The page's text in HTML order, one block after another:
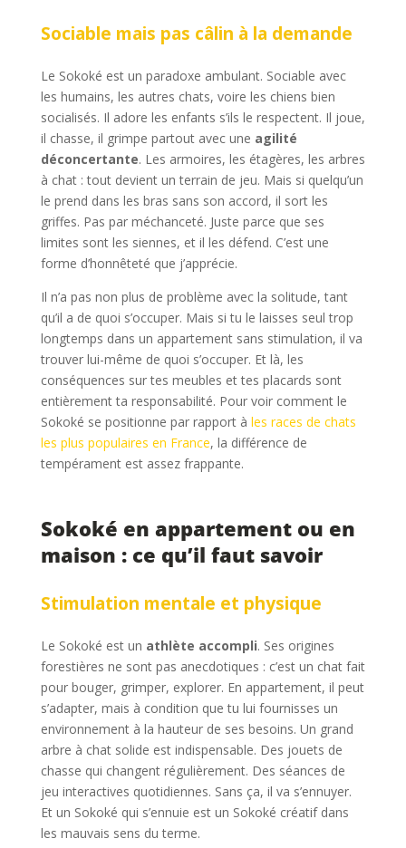
Sociable mais pas câlin à la demande
Le Sokoké est un paradoxe ambulant. Sociable avec
les humains, les autres chats, voire les chiens bien
socialisés. Il adore les enfants s’ils le respectent. Il joue,
il chasse, il grimpe partout avec une agilité
déconcertante. Les armoires, les étagères, les arbres
à chat : tout devient un terrain de jeu. Mais si quelqu’un
le prend dans les bras sans son accord, il sort les
griffes. Pas par méchanceté. Juste parce que ses
limites sont les siennes, et il les défend. C’est une
forme d’honnêteté que j’apprécie.
Il n’a pas non plus de problème avec la solitude, tant
qu’il a de quoi s’occuper. Mais si tu le laisses seul trop
longtemps dans un appartement sans stimulation, il va
trouver lui-même de quoi s’occuper. Et là, les
conséquences sur tes meubles et tes placards sont
entièrement ta responsabilité. Pour voir comment le
Sokoké se positionne par rapport à les races de chats
les plus populaires en France, la différence de
tempérament est assez frappante.
Sokoké en appartement ou en
maison : ce qu’il faut savoir
Stimulation mentale et physique
Le Sokoké est un athlète accompli. Ses origines
forestières ne sont pas anecdotiques : c’est un chat fait
pour bouger, grimper, explorer. En appartement, il peut
s’adapter, mais à condition que tu lui fournisses un
environnement à la hauteur de ses besoins. Un grand
arbre à chat solide est indispensable. Des jouets de
chasse qui changent régulièrement. Des séances de
jeu interactives quotidiennes. Sans ça, il va s’ennuyer.
Et un Sokoké qui s’ennuie est un Sokoké créatif dans
les mauvais sens du terme.